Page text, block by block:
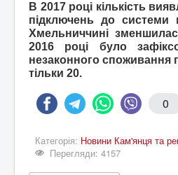
В 2017 році кількість
підключень до системи
Хмельниччині
2016 році було
незаконного споживання
тільки 20.
0
Категорія: Новини Кам'янця та
Перегляди: 4157